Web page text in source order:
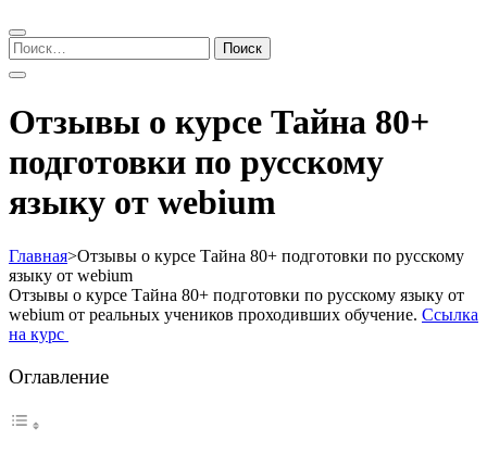
Найти:
Отзывы о курсе Тайна 80+
подготовки по русскому
языку от webium
Главная>Отзывы о курсе Тайна 80+ подготовки по русскому
языку от webium
Отзывы о курсе Тайна 80+ подготовки по русскому языку от
webium от реальных учеников проходивших обучение. Ссылка
на курс
Оглавление